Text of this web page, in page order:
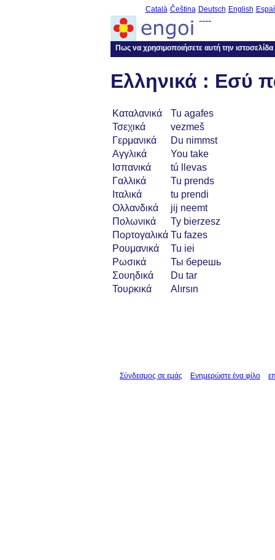
Català Čeština Deutsch English
----
Πως να χρησιμοποιήσετε αυτή την ιστοσελίδα
Ελληνικά : Εσύ
Καταλανικά
Tu agafes
Τσεχικά
vezmeš
Γερμανικά
Du nimmst
Αγγλικά
You take
Ισπανικά
tú llevas
Γαλλικά
Tu prends
Ιταλικά
tu prendi
Ολλανδικά
jij neemt
Πολωνικά
Ty bierzesz
Πορτογαλικά Tu fazes
Ρουμανικά
Tu iei
Ρωσικά
Ты берешь
Σουηδικά
Du tar
Τουρκικά
Alırsın
Σύνδεσμος σε εμάς Ενημερώστε ένα φίλο